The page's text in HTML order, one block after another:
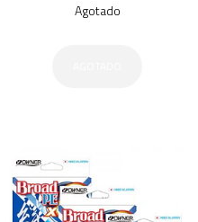
Agotado